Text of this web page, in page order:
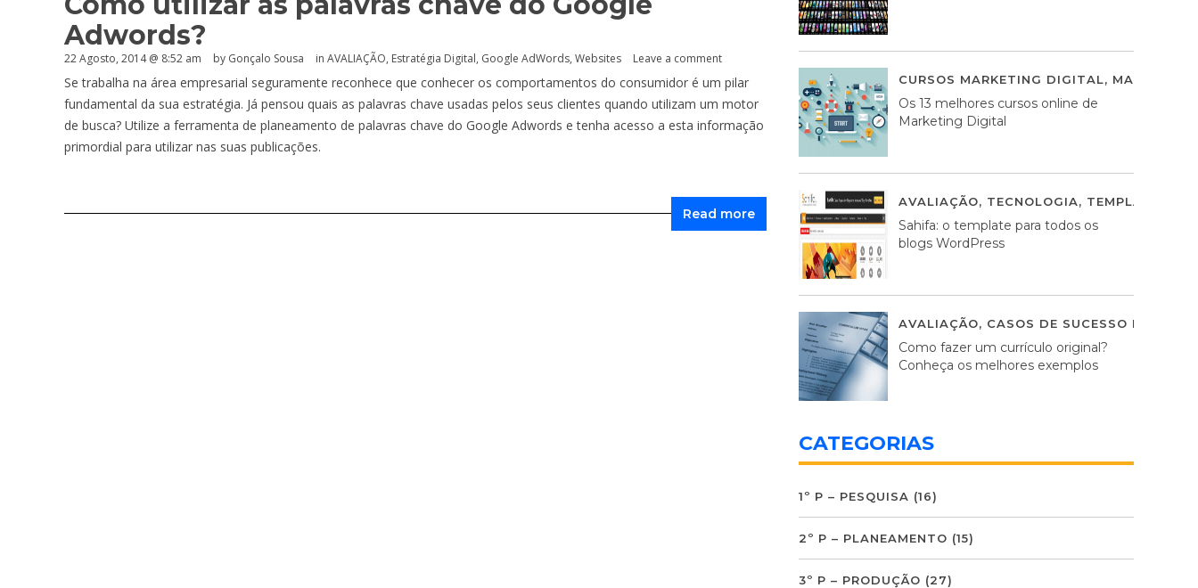
Adwords?
22 Agosto, 2014 @ 8:52 am by Gonçalo Sousa in AVALIAÇÃO, Estratégia Digital, Google AdWords, Websites Leave a comment
Se trabalha na área empresarial seguramente reconhece que conhecer os comportamentos do consumidor é um pilar
fundamental da sua estratégia. Já pensou quais as palavras chave usadas pelos seus clientes quando utilizam um motor
de busca? Utilize a ferramenta de planeamento de palavras chave do Google Adwords e tenha acesso a esta informação
primordial para utilizar nas suas publicações.
Read more
CURSOS MARKETING DIGITAL,
Os 13 melhores cursos online de
Marketing Digital
AVALIAÇÃO, TECNOLOGIA, TEMPLATES
Sahifa: o template para todos os
blogs WordPress
AVALIAÇÃO, CASOS DE SUCESSO DE
Como fazer um currículo original?
Conheça os melhores exemplos
CATEGORIAS
1º P – PESQUISA (16)
2º P – PLANEAMENTO (15)
3º P – PRODUÇÃO (27)